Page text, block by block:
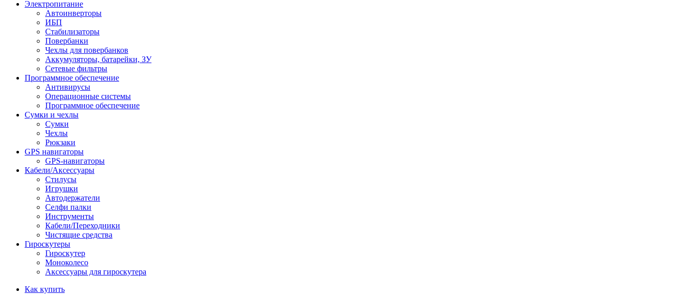
Электропитание
Автоинверторы
ИБП
Стабилизаторы
Повербанки
Чехлы для повербанков
Аккумуляторы, батарейки, ЗУ
Сетевые фильтры
Программное обеспечение
Антивирусы
Операционные системы
Программное обеспечение
Сумки и чехлы
Сумки
Чехлы
Рюкзаки
GPS навигаторы
GPS-навигаторы
Кабели/Аксессуары
Стилусы
Игрушки
Автодержатели
Селфи палки
Инструменты
Кабели/Переходники
Чистящие средства
Гироскутеры
Гироскутер
Моноколесо
Аксессуары для гироскутера
Как купить